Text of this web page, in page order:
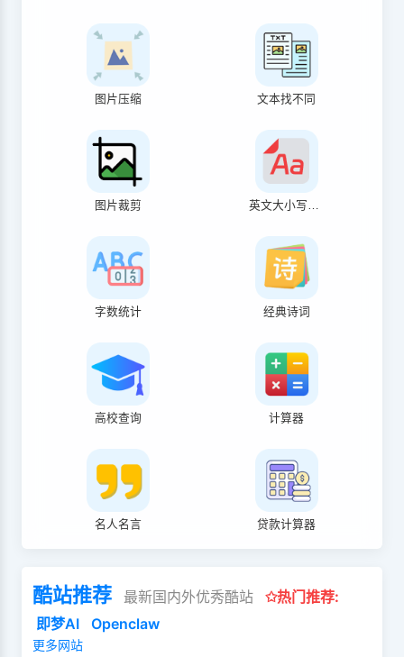
图片压缩 文本找不同
图片裁剪 英文大小写转换
字数统计 经典诗词
高校查询 计算器
名人名言 贷款计算器
酷站推荐 最新国内外优秀酷站
✩热门推荐:
即梦AI
Openclaw
更多网站